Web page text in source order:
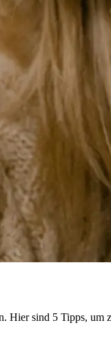
Hier sind 5 Tipps, um